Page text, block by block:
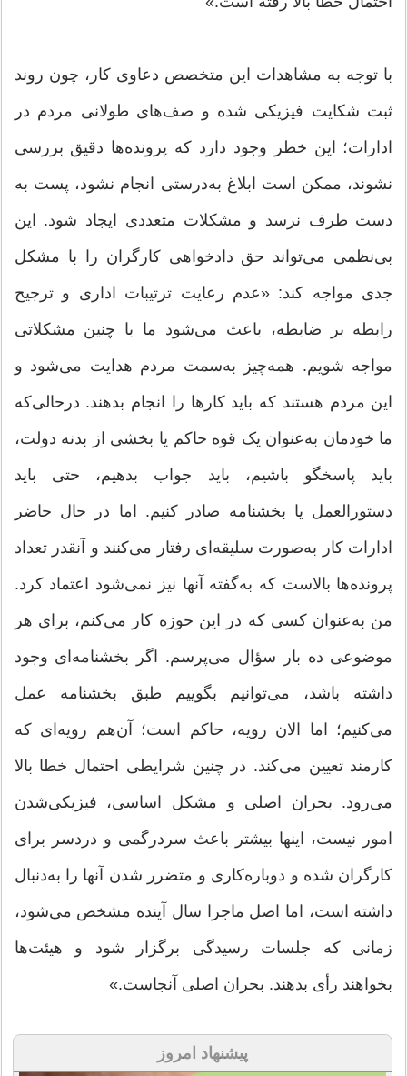
با توجه به مشاهدات این متخصص دعاوی کار، چون روند
ثبت شکایت فیزیکی شده و صف‌های طولانی مردم در
ادارات؛ این خطر وجود دارد که پرونده‌ها دقیق بررسی
نشوند، ممکن است ابلاغ به‌درستی انجام نشود، پست به
دست طرف نرسد و مشکلات متعددی ایجاد شود. این
بی‌نظمی می‌تواند حق دادخواهی کارگران را با مشکل
جدی مواجه کند: «عدم رعایت ترتیبات اداری و ترجیح
رابطه بر ضابطه، باعث می‌شود ما با چنین مشکلاتی
مواجه شویم. همه‌چیز به‌سمت مردم هدایت می‌شود و
این مردم هستند که باید کارها را انجام بدهند. درحالی‌که
ما خودمان به‌عنوان یک قوه حاکم یا بخشی از بدنه دولت،
باید پاسخگو باشیم، باید جواب بدهیم، حتی باید
دستورالعمل یا بخشنامه صادر کنیم. اما در حال حاضر
ادارات کار به‌صورت سلیقه‌ای رفتار می‌کنند و آنقدر تعداد
پرونده‌ها بالاست که به‌گفته آنها نیز نمی‌شود اعتماد کرد.
من به‌عنوان کسی که در این حوزه کار می‌کنم، برای هر
موضوعی ده بار سؤال می‌پرسم. اگر بخشنامه‌ای وجود
داشته باشد، می‌توانیم بگوییم طبق بخشنامه عمل
می‌کنیم؛ اما الان رویه، حاکم است؛ آن‌هم رویه‌ای که
کارمند تعیین می‌کند. در چنین شرایطی احتمال خطا بالا
می‌رود. بحران اصلی و مشکل اساسی، فیزیکی‌شدن
امور نیست، اینها بیشتر باعث سردرگمی و دردسر برای
کارگران شده و دوباره‌کاری و متضرر شدن آنها را به‌دنبال
داشته است، اما اصل ماجرا سال آینده مشخص می‌شود،
زمانی که جلسات رسیدگی برگزار شود و هیئت‌ها
بخواهند رأی بدهند. بحران اصلی آنجاست.»
پیشنهاد امروز